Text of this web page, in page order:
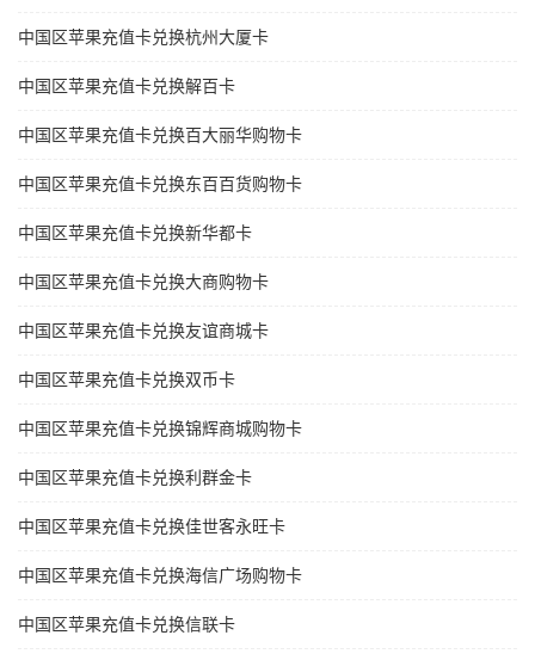
中国区苹果充值卡兑换杭州大厦卡
中国区苹果充值卡兑换解百卡
中国区苹果充值卡兑换百大丽华购物卡
中国区苹果充值卡兑换东百百货购物卡
中国区苹果充值卡兑换新华都卡
中国区苹果充值卡兑换大商购物卡
中国区苹果充值卡兑换友谊商城卡
中国区苹果充值卡兑换双币卡
中国区苹果充值卡兑换锦辉商城购物卡
中国区苹果充值卡兑换利群金卡
中国区苹果充值卡兑换佳世客永旺卡
中国区苹果充值卡兑换海信广场购物卡
中国区苹果充值卡兑换信联卡